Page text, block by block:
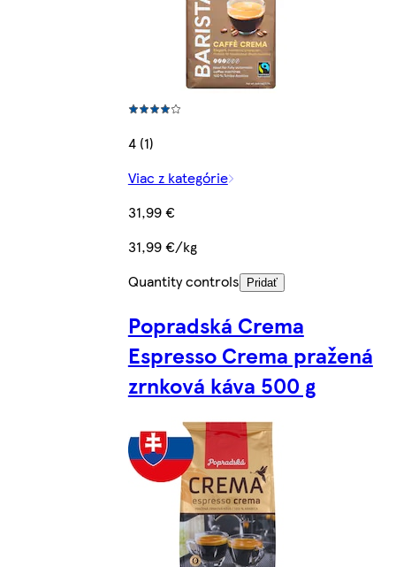
4 (1)
Viac z kategórie
31,99 €
31,99 €/kg
Quantity controls
Pridať
Popradská Crema
Espresso Crema pražená
zrnková káva 500 g